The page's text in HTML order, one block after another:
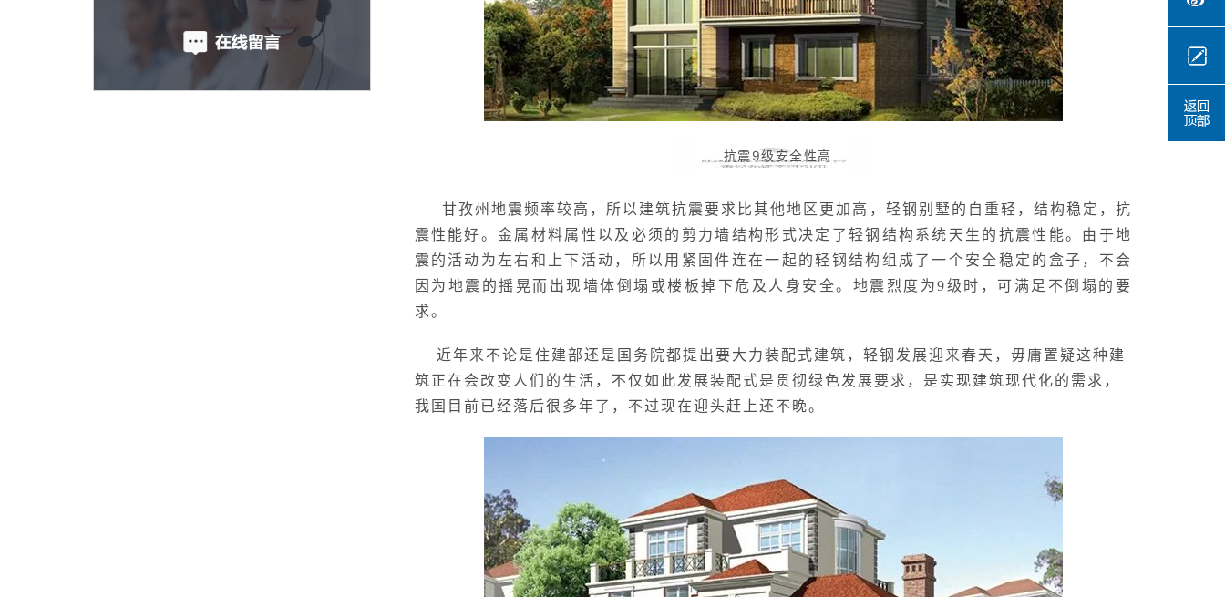
抗震9级安全性高
甘孜州地震频率较高，所以建筑抗震要求比其他地区更加高，轻钢别墅的自重轻，结构稳定，抗
震性能好。金属材料属性以及必须的剪力墙结构形式决定了轻钢结构系统天生的抗震性能。由于地
震的活动为左右和上下活动，所以用紧固件连在一起的轻钢结构组成了一个安全稳定的盒子，不会
因为地震的摇晃而出现墙体倒塌或楼板掉下危及人身安全。地震烈度为9级时，可满足不倒塌的要
求。
近年来不论是住建部还是国务院都提出要大力装配式建筑，轻钢发展迎来春天，毋庸置疑这种建
筑正在会改变人们的生活，不仅如此发展装配式是贯彻绿色发展要求，是实现建筑现代化的需求，
我国目前已经落后很多年了，不过现在迎头赶上还不晚。